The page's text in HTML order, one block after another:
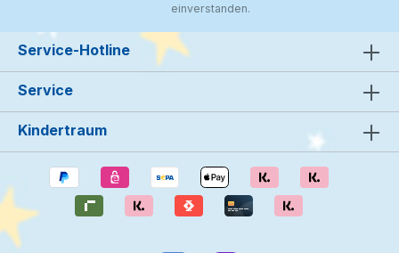
einverstanden.
Service-Hotline
Service
Kindertraum